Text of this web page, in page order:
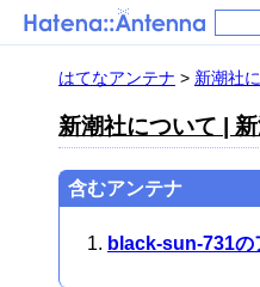
はてなアンテナ > 新潮社
新潮社について |
含むアンテナ
black-sun-731の